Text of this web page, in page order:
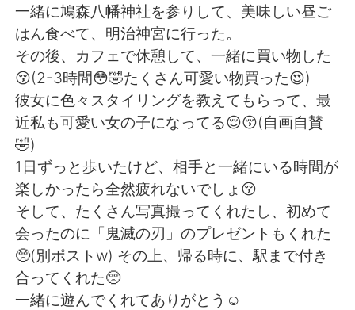
Español العربية
Français Deutsch
日本語 한국어
Indonesia Italiano
Türkçe Tiếng Việt
Português
一緒に鳩森八幡神社を参りして、美味しい昼ご
はん食べて、明治神宮に行った。
その後、カフェで休憩して、一緒に買い物した
😚(2-3時間😳🤣たくさん可愛い物買った😍)
彼女に色々スタイリングを教えてもらって、最
近私も可愛い女の子になってる😌😚(自画自賛
🤣)
1日ずっと歩いたけど、相手と一緒にいる時間が
楽しかったら全然疲れないでしょ😚
そして、たくさん写真撮ってくれたし、初めて
会ったのに「鬼滅の刃」のプレゼントもくれた
🥺(別ポストw) その上、帰る時に、駅まで付き
合ってくれた🥺
一緒に遊んでくれてありがとう☺️